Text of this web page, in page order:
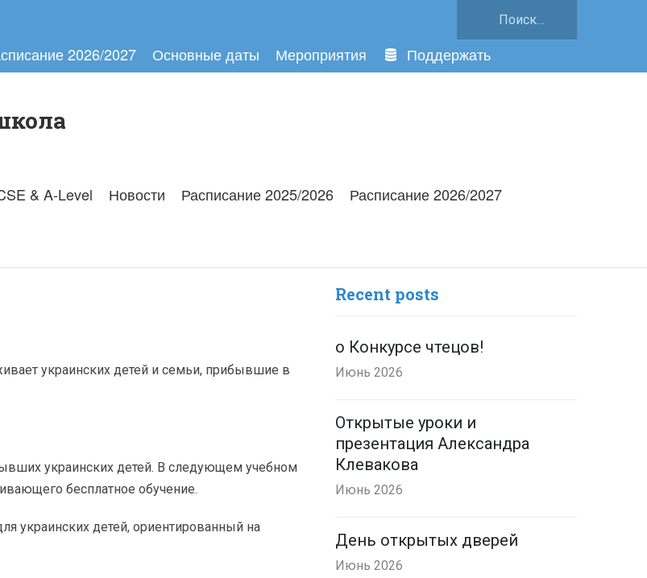
2026/2027 Основные даты Мероприятия Поддержать
& A-Level Новости Расписание 2025/2026
Расписание 2026/2027
украинских детей и семьи, прибывшие в
украинских детей. В следующем учебном
бесплатное обучение.
украинских детей, ориентированный на
Recent posts
о Конкурсе чтецов!
Июнь 2026
Открытые уроки и
презентация Александра
Клевакова
Июнь 2026
День открытых дверей
Июнь 2026